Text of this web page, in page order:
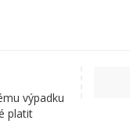
výpadku
platit